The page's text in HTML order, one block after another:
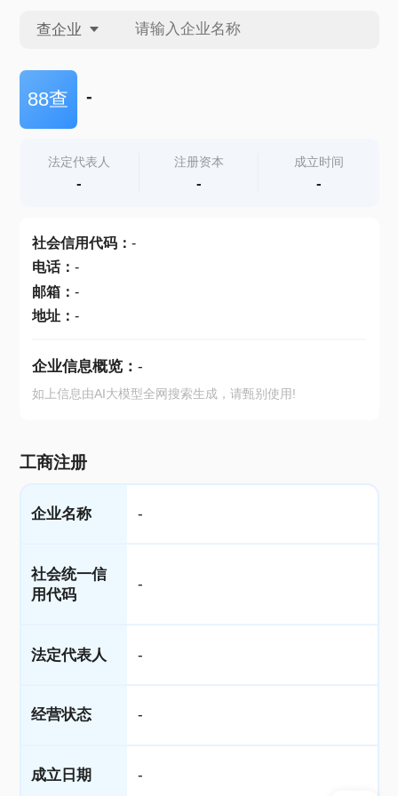
查企业
查企业
查产地
88查 -
法定代表人
-
注册资本
-
成立时间
-
社会信用代码： -
电话： -
邮箱： -
地址： -
企业信息概览： -
如上信息由AI大模型全网搜索生成，请甄别使用!
工商注册
企业名称 -
社会统一信
用代码
-
法定代表人 -
经营状态 -
成立日期 -